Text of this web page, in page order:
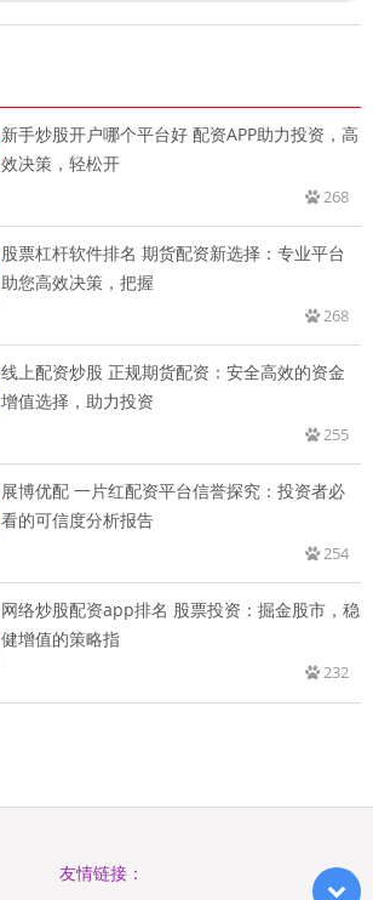
新手炒股开户哪个平台好 配资APP助力投资，高
效决策，轻松开
268
股票杠杆软件排名 期货配资新选择：专业平台
助您高效决策，把握
268
线上配资炒股 正规期货配资：安全高效的资金
增值选择，助力投资
255
展博优配 一片红配资平台信誉探究：投资者必
看的可信度分析报告
254
网络炒股配资app排名 股票投资：掘金股市，稳
健增值的策略指
232
友情链接：